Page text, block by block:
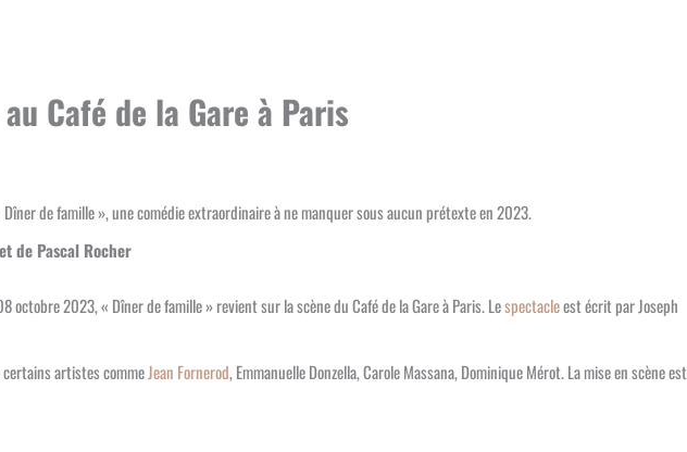
Café de la Gare à Paris
Dîner de famille », une comédie extraordinaire à ne manquer sous aucun prétexte en 2023.
de Pascal Rocher
octobre 2023, « Dîner de famille » revient sur la scène du Café de la Gare à Paris. Lespectacleest écrit par Joseph
certains artistes commeJean Fornerod, Emmanuelle Donzella, Carole Massana, Dominique Mérot. La mise en scène est